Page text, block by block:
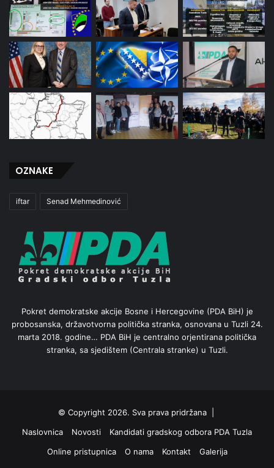
OZNAKE
iftar Senad Mehmedinović
Pokret demokratske akcije Bosne i Hercegovine (PDA BiH) je
probosanska, državotvorna politička stranka, osnovana u Tuzli 24.
marta 2018. godine… PDA BiH je centralno orjentirana politička
stranka, sa sjedištem (Centrala stranke) u Tuzli.
© Copyright 2026. Sva prava pridržana |
Naslovnica
Novosti
Kandidati gradskog odbora PDA Tuzla
Online pristupnica
O nama Kontakt Galerija